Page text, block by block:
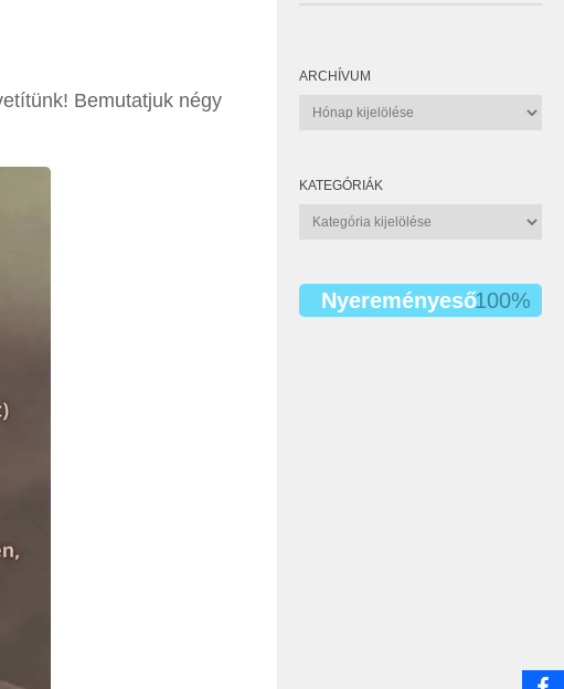
Bemutatjuk négy
ARCHÍVUM
Archívum
KATEGÓRIÁK
Kategóriák
Nyereményeső100%